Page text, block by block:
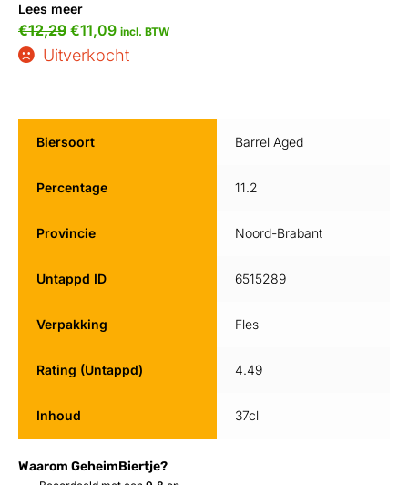
Lees meer
€12,29 €11,09 incl. BTW
Uitverkocht
Waarom GeheimBiertje?
Biersoort Barrel Aged
Percentage 11.2
Provincie Noord-Brabant
Untappd ID 6515289
Verpakking Fles
Rating (Untappd) 4.49
Inhoud 37cl